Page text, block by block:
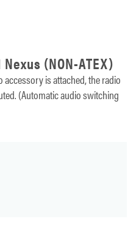
Nexus (NON-ATEX)
accessory is attached, the radio
(Automatic audio switching